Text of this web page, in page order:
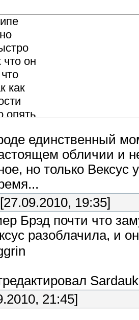
что он
как
опять
единственный
обличии и
но только
[27.09.2010, 19:35]
Брэд почти что
разоблачила, и
21:45]